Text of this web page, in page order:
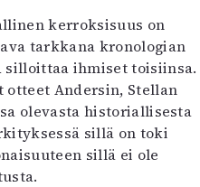
kerroksisuus on
tarkkana kronologian
silloittaa ihmiset toisiinsa.
Andersin, Stellan
olevasta historiallisesta
sillä on toki
sillä ei ole